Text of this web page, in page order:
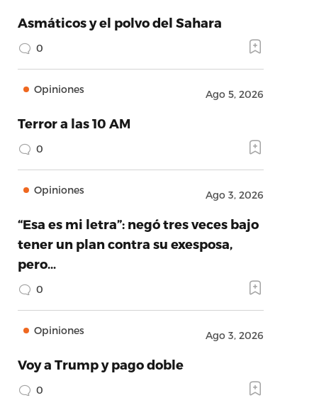
Asmáticos y el polvo del Sahara
0
Opiniones Ago 5, 2026
Terror a las 10 AM
0
Opiniones Ago 3, 2026
“Esa es mi letra”: negó tres veces bajo
tener un plan contra su exesposa,
pero…
0
Opiniones Ago 3, 2026
Voy a Trump y pago doble
0